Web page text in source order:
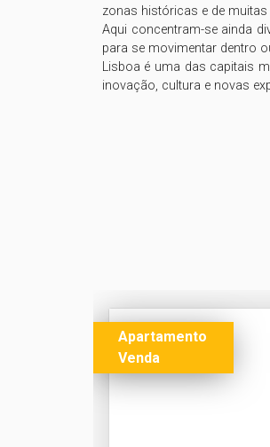
zonas históricas e de
Aqui concentram-se ainda
para se movimentar dentro
Lisboa é uma das capitais
Apartamento
Venda